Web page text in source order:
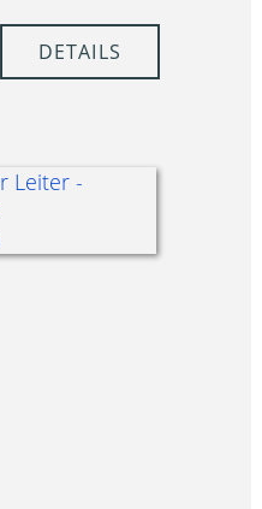
DETAILS